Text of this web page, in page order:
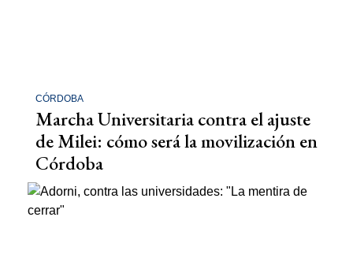
CÓRDOBA
Marcha Universitaria contra el ajuste
de Milei: cómo será la movilización en
Córdoba